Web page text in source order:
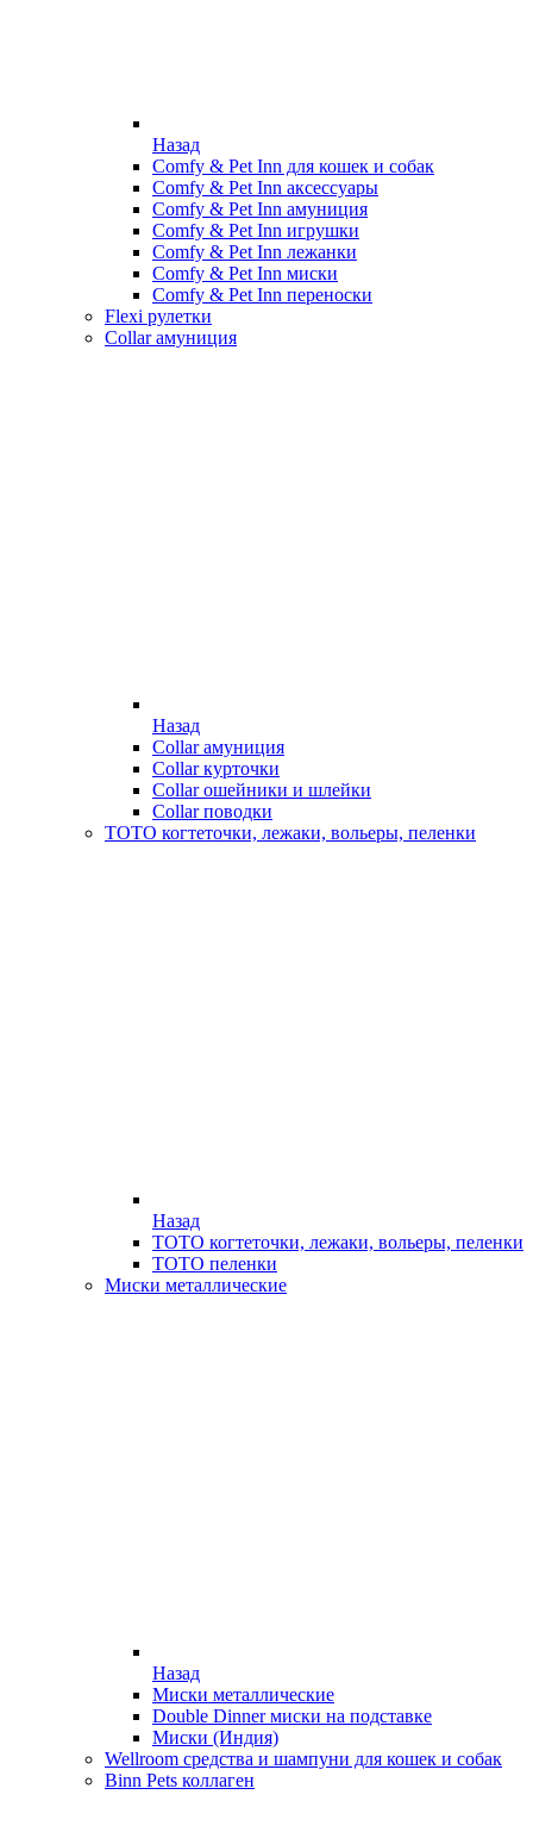
Назад
Comfy & Pet Inn для кошек и собак
Comfy & Pet Inn аксессуары
Comfy & Pet Inn амуниция
Comfy & Pet Inn игрушки
Comfy & Pet Inn лежанки
Comfy & Pet Inn миски
Comfy & Pet Inn переноски
Flexi рулетки
Collar амуниция
Назад
Collar амуниция
Collar курточки
Collar ошейники и шлейки
Collar поводки
ТОТО когтеточки, лежаки, вольеры, пеленки
Назад
ТОТО когтеточки, лежаки, вольеры, пеленки
ТОТО пеленки
Миски металлические
Назад
Миски металлические
Double Dinner миски на подставке
Миски (Индия)
Wellroom средства и шампуни для кошек и собак
Binn Pets коллаген